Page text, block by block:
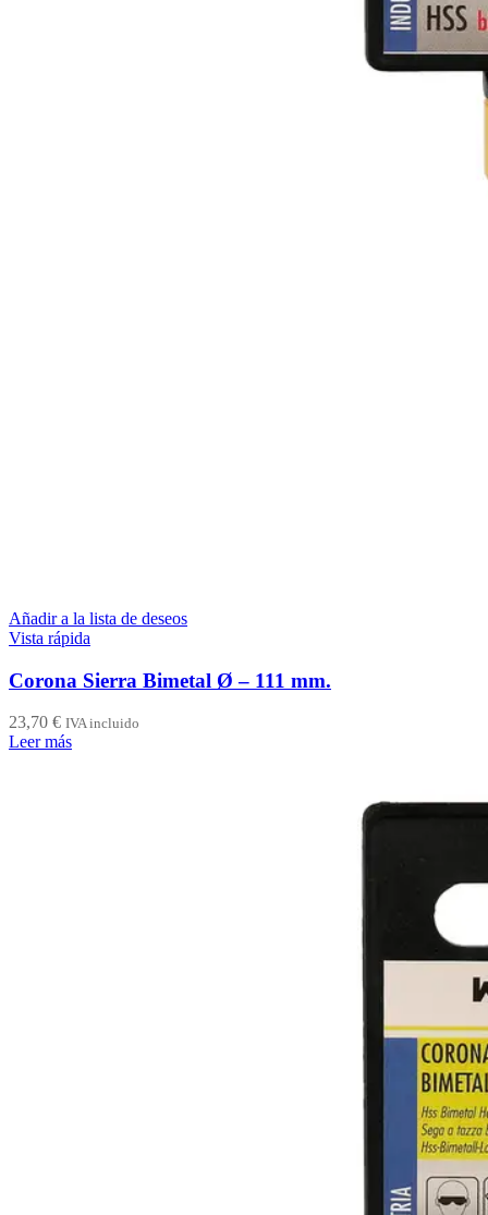
Añadir a la lista de deseos
Vista rápida
Corona Sierra Bimetal Ø – 111 mm.
23,70 € IVA incluido
Leer más